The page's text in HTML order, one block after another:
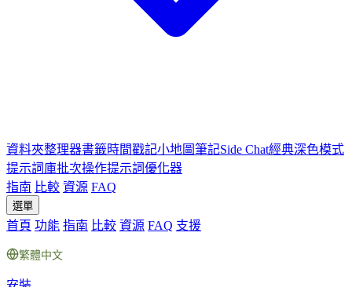
資料夾整理器書籤時間戳記小地圖筆記Side Chat經典深色模式
提示詞庫批次操作提示詞優化器
指南 比較 資源 FAQ
選單
首頁 功能 指南 比較 資源 FAQ 支援
繁體中文